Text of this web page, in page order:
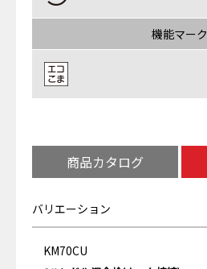
機能マーク
商品カタログ
バリエーション
KM70CU